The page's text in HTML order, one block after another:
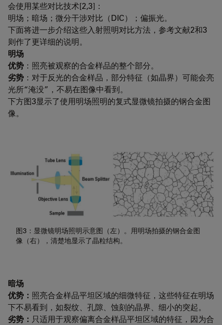
会使用某些对比技术[2,3]：
明场；暗场；微分干涉对比（DIC）；偏振光。
下面将进一步介绍这些入射照明对比方法，参考文献2和3
则作了更详细的说明。
明场
优势 ：照亮被观察的合金样品的整个部分。
劣势 ：对于反光的合金样品，部分特征（如晶界）可能会亮
光所“淹没”，不易在图像中看到。
下方图3显示了使用明场照明的复式显微镜拍摄的钢合金图
像。
图3：显微镜明场照明示意图（左）。用明场拍摄的钢合金图
像（右），清楚地显示了晶粒结构。
暗场
优势： 照亮合金样品平坦区域的细微特征，这些特征在明场
下不易看到，如裂纹、孔隙、蚀刻的晶界、细小的突起。
劣势： 只适用于观察偏离合金样品平坦区域的特征，因为合